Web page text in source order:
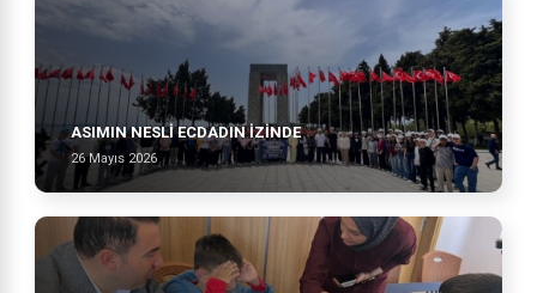
ASIMIN NESLI ECDADIN İZINDE
26 Mayıs 2026